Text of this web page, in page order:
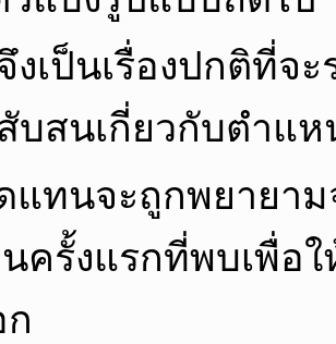
งเป็นเรื่องปกติที่จะ
บสนเกี่ยวกับตําแ
แทนจะถูกพยายา
ครั้งแรกที่พบเพื่อ
ก